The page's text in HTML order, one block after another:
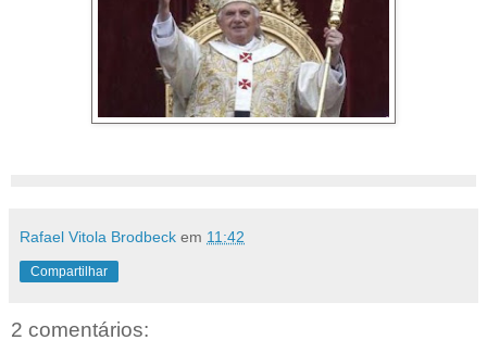
Rafael Vitola Brodbeck em 11:42
Compartilhar
2 comentários: